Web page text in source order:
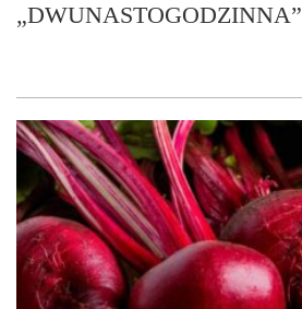
„DWUNASTOGODZINNA”